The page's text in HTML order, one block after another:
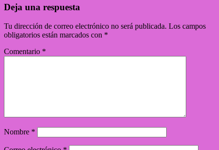
Deja una respuesta
Tu dirección de correo electrónico no será publicada. Los campos
obligatorios están marcados con *
Comentario *
Nombre *